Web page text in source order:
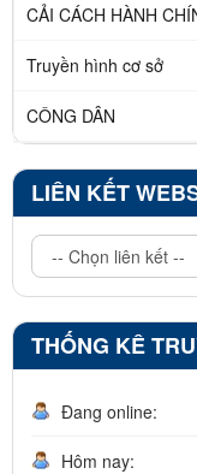
CẢI CÁCH HÀNH
Truyền hình cơ sở
CÔNG DÂN
LIÊN KẾT
THỐNG KÊ
Đang online:
Hôm nay: